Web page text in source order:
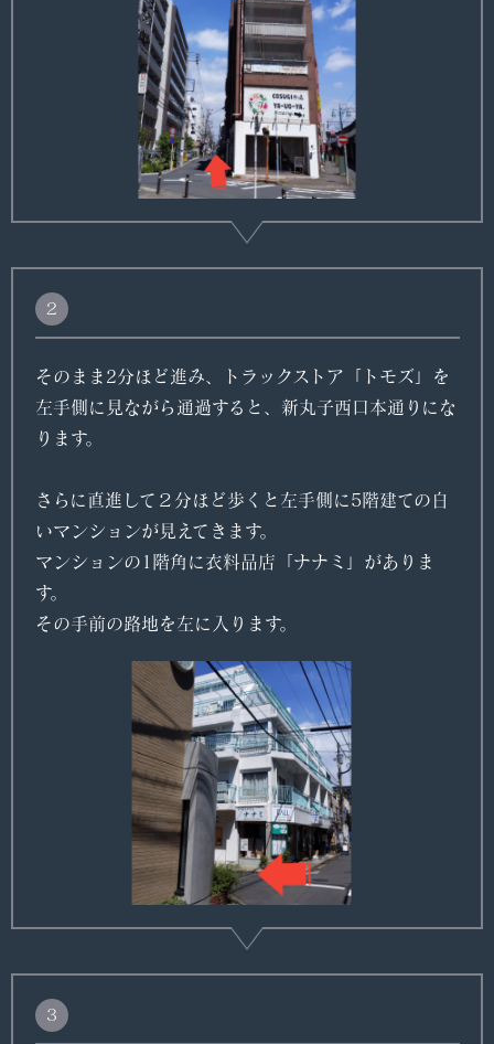
２
そのまま2分ほど進み、トラックストア「トモズ」を
左手側に見ながら通過すると、新丸子西口本通りにな
ります。
さらに直進して２分ほど歩くと左手側に5階建ての白
いマンションが見えてきます。
マンションの1階角に衣料品店「ナナミ」がありま
す。
その手前の路地を左に入ります。
３